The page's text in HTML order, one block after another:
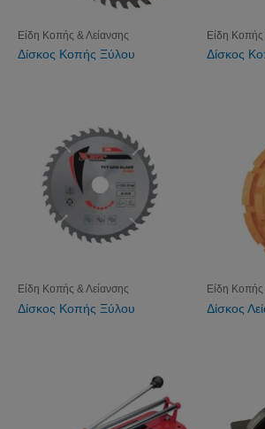
Είδη Κοπής & Λείανσης
Δίσκος Κοπής Ξύλου
Είδη Κοπής
Δίσκος
Είδη Κοπής & Λείανσης
Δίσκος Κοπής Ξύλου
Είδη Κοπής
Δίσκος